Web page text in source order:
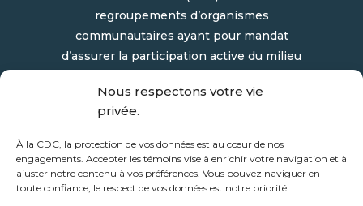
Nous respectons votre vie
privée.
À la CDC, la protection de vos données est au cœur de nos
engagements. Accepter les témoins vise à enrichir votre navigation et à
ajuster notre contenu à vos préférences. Vous pouvez naviguer en
toute confiance, le respect de vos données est notre priorité.
regroupements d’organismes
communautaires ayant pour mandat
d’assurer la participation active du milieu
développement socioéconomique de leur